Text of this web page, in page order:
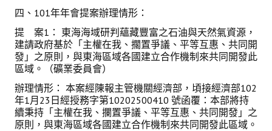
四、101年年會提案辦理情形：
提 案1： 東海海域研判蘊藏豐富之石油與天然氣資源，
建請政府基於「主權在我、擱置爭議、平等互惠、共同開
發」之原則，與東海區域各國建立合作機制來共同開發此
區域。（礦業委員會）
辦理情形： 本案經陳報主管機關經濟部，頃接經濟部102
年1月23日經授務字第10202500410 號函覆：本部將持
續秉持「主權在我、攔置爭議、平等互惠、共同開發」之
原則，與東海區域各國建立合作機制來共同開發此區域。